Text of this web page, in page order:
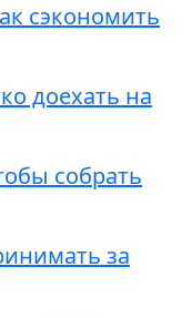
сэкономить
доехать на
собрать
за